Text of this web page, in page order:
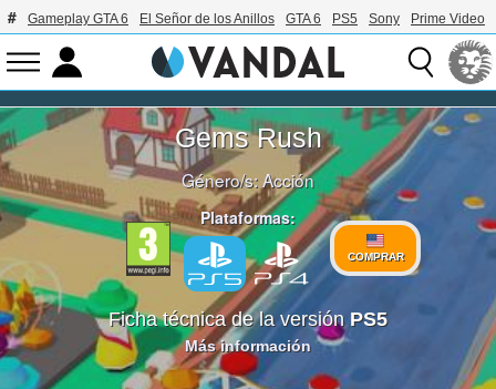
Gameplay GTA 6 El Señor de los Anillos GTA 6 PS5 Sony Prime Video
Gems Rush
Género/s:Acción
Plataformas:
COMPRAR
Ficha técnica de la versiónPS5
Más información